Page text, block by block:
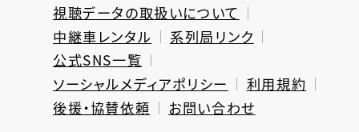
視聴データの取扱いについて
中継車レンタル
系列局リンク
公式SNS一覧
ソーシャルメディアポリシー
利用規約
後援・協賛依頼
お問い合わせ